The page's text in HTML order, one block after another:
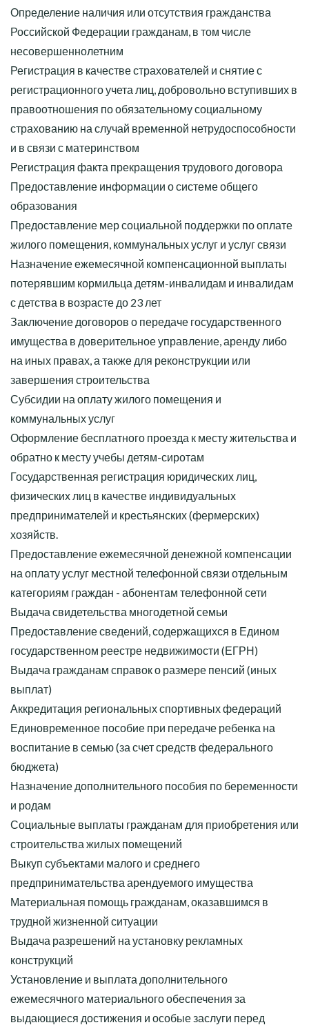
Определение наличия или отсутствия гражданства
Российской Федерации гражданам, в том числе
несовершеннолетним
Регистрация в качестве страхователей и снятие с
регистрационного учета лиц, добровольно вступивших в
правоотношения по обязательному социальному
страхованию на случай временной нетрудоспособности
и в связи с материнством
Регистрация факта прекращения трудового договора
Предоставление информации о системе общего
образования
Предоставление мер социальной поддержки по оплате
жилого помещения, коммунальных услуг и услуг связи
Назначение ежемесячной компенсационной выплаты
потерявшим кормильца детям-инвалидам и инвалидам
с детства в возрасте до 23 лет
Заключение договоров о передаче государственного
имущества в доверительное управление, аренду либо
на иных правах, а также для реконструкции или
завершения строительства
Субсидии на оплату жилого помещения и
коммунальных услуг
Оформление бесплатного проезда к месту жительства и
обратно к месту учебы детям-сиротам
Государственная регистрация юридических лиц,
физических лиц в качестве индивидуальных
предпринимателей и крестьянских (фермерских)
хозяйств.
Предоставление ежемесячной денежной компенсации
на оплату услуг местной телефонной связи отдельным
категориям граждан - абонентам телефонной сети
Выдача свидетельства многодетной семьи
Предоставление сведений, содержащихся в Едином
государственном реестре недвижимости (ЕГРН)
Выдача гражданам справок о размере пенсий (иных
выплат)
Аккредитация региональных спортивных федераций
Единовременное пособие при передаче ребенка на
воспитание в семью (за счет средств федерального
бюджета)
Назначение дополнительного пособия по беременности
и родам
Социальные выплаты гражданам для приобретения или
строительства жилых помещений
Выкуп субъектами малого и среднего
предпринимательства арендуемого имущества
Материальная помощь гражданам, оказавшимся в
трудной жизненной ситуации
Выдача разрешений на установку рекламных
конструкций
Установление и выплата дополнительного
ежемесячного материального обеспечения за
выдающиеся достижения и особые заслуги перед